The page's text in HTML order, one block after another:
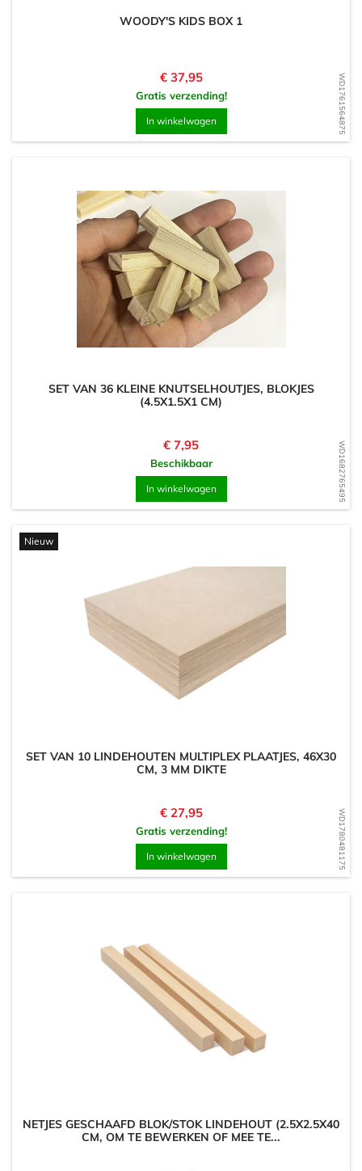
WD1761564875
WOODY'S KIDS BOX 1
Prijs
€ 37,95
Gratis verzending!
In winkelwagen
WD1682765495
SET VAN 36 KLEINE KNUTSELHOUTJES, BLOKJES
(4.5X1.5X1 CM)
Prijs
€ 7,95
Beschikbaar
In winkelwagen
WD1780481175
Nieuw
SET VAN 10 LINDEHOUTEN MULTIPLEX PLAATJES, 46X30
CM, 3 MM DIKTE
Prijs
€ 27,95
Gratis verzending!
In winkelwagen
NETJES GESCHAAFD BLOK/STOK LINDEHOUT (2.5X2.5X40
CM, OM TE BEWERKEN OF MEE TE...